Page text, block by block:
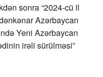
sonra “2024-cü il
Azərbaycan
Yeni Azərbaycan
irəli sürülməsi”